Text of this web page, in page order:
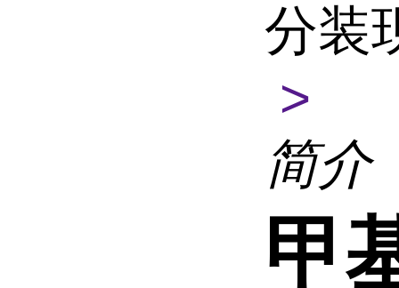
分装
>
简介
甲